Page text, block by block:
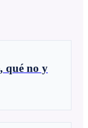
qué no y